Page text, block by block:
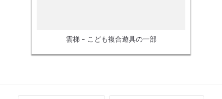
雲梯 - こども複合遊具の一部